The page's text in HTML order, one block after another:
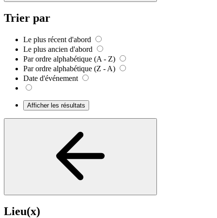
Trier par
Le plus récent d'abord
Le plus ancien d'abord
Par ordre alphabétique (A - Z)
Par ordre alphabétique (Z - A)
Date d'événement
Afficher les résultats
Lieu(x)